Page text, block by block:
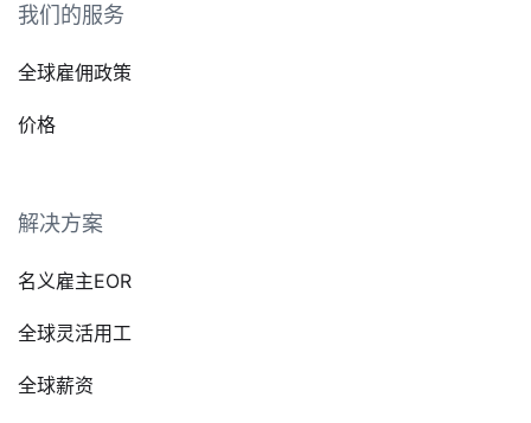
我们的服务
全球雇佣政策
价格
解决方案
名义雇主EOR
全球灵活用工
全球薪资